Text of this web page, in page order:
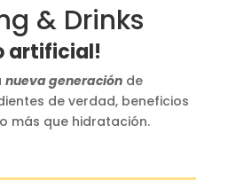
& Drinks
artificial!
nueva generaciónde
de verdad, beneficios
más que hidratación.